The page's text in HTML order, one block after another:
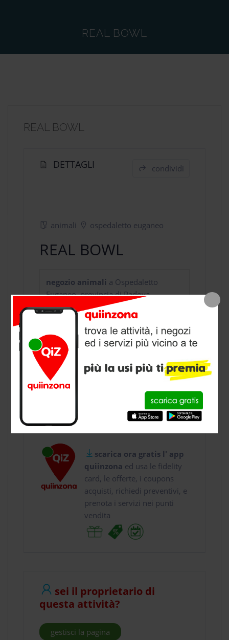
REAL BOWL
REAL BOWL
DETTAGLI condividi
animali ospedaletto euganeo
REAL BOWL
negozio animali a Ospedaletto
Euganeo, provincia di Padova
CONTATTI
usa gratis quiinzona e :
Via Vallancon N...
scarica ora gratis l' app
quiinzona ed usa le fidelity
card, le offerte, i coupons
acquisti, richiedi preventivi, e
prenota i servizi nei punti
vendita
sei il proprietario di
questa attività?
gestisci la pagina